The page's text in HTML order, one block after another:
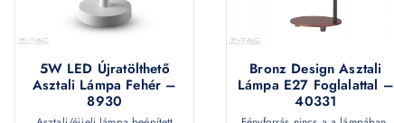
5W LED Újratölthető
Asztali Lámpa Fehér –
8930
Bronz Design Asztali
Lámpa E27 Foglalattal –
40331